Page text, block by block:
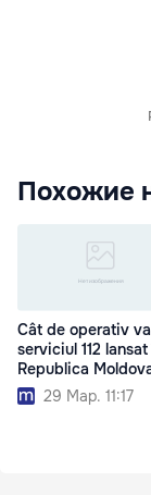
Похожие
Cât de operativ
serviciul 112
Republica
29 Мар. 11:17